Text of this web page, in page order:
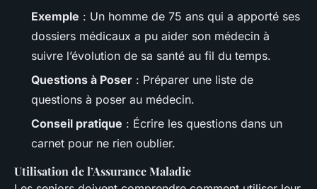
Exemple : Un homme de 75 ans qui a apporté ses
dossiers médicaux a pu aider son médecin à
suivre l’évolution de sa santé au fil du temps.
Questions à Poser : Préparer une liste de
questions à poser au médecin.
Conseil pratique : Écrire les questions dans un
carnet pour ne rien oublier.
Utilisation de l’Assurance Maladie